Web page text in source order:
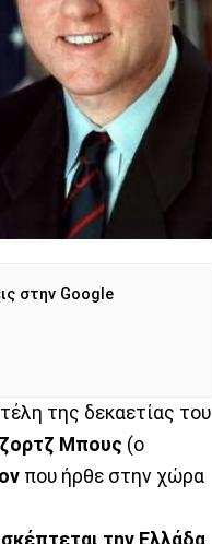
στην Google
της δεκαετίας του
Μπους (ο
που ήρθε στην χώρα